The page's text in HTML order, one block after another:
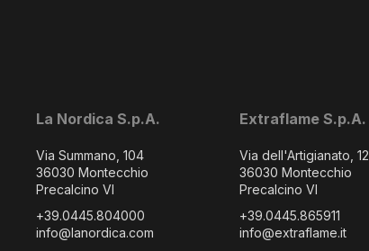
La Nordica S.p.A.
Via Summano, 104
36030 Montecchio
Precalcino VI
+39.0445.804000
info@lanordica.com
Extraflame S.p.A.
Via dell'Artigianato, 12
36030 Montecchio
Precalcino VI
+39.0445.865911
info@extraflame.it